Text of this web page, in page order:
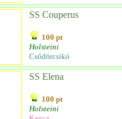
SS Couperus
100 pt
Holsteini
Csődörcsikó
SS Elena
100 pt
Holsteini